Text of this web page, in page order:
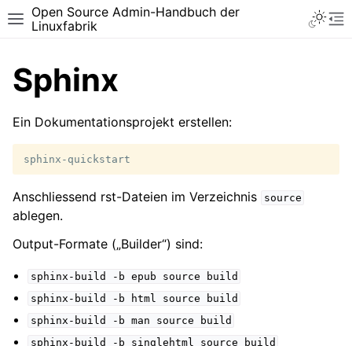
Toggle site navigation sidebar
Open Source Admin-Handbuch der
Linuxfabrik
Sphinx
Ein Dokumentationsprojekt erstellen:
Anschliessend rst-Dateien im Verzeichnis source
ablegen.
Output-Formate („Builder“) sind:
sphinx-build -b epub source
build
sphinx-build
-b html source
build
sphinx-build
-b man source
build
sphinx-build
-b singlehtml source
build